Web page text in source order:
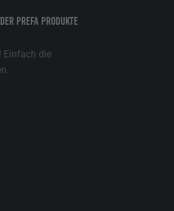
PREFA PRODUKTE
Einfach die